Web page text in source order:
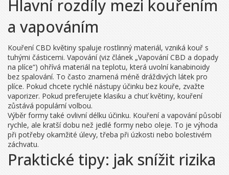
Hlavní rozdíly mezi kouřením
a vapováním
Kouření CBD květiny spaluje rostlinný materiál, vzniká kouř s
tuhými částicemi. Vapování (viz článek „Vapování CBD a dopady
na plíce“) ohřívá materiál na teplotu, která uvolní kanabinoidy
bez spalování. To často znamená méně dráždivých látek pro
plíce. Pokud chcete rychlé nástupy účinku bez kouře, zvažte
vaporizer. Pokud preferujete klasiku a chuť květiny, kouření
zůstává populární volbou.
Výběr formy také ovlivní délku účinku. Kouření a vapování působí
rychle, ale kratší dobu než jedlé formy nebo oleje. To je výhoda
při potřeby okamžité úlevy, třeba při úzkosti nebo bolestivém
záchvatu.
Praktické tipy: jak snížit rizika